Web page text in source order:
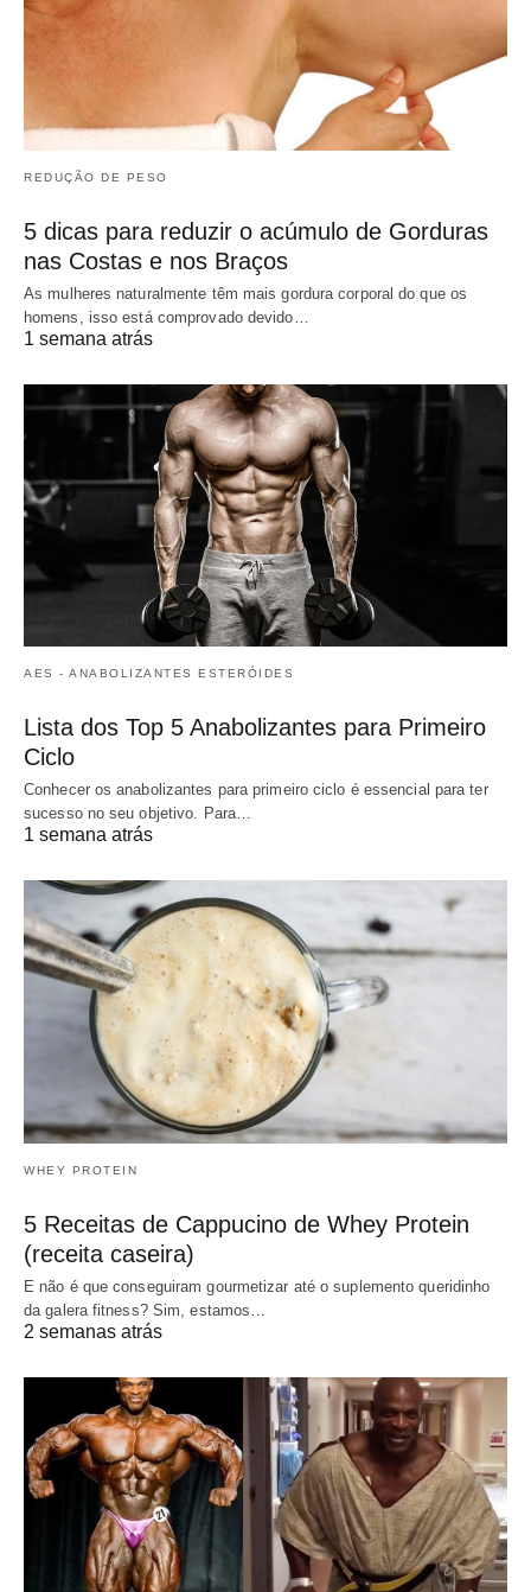
REDUÇÃO DE PESO
5 dicas para reduzir o acúmulo de Gorduras
nas Costas e nos Braços
As mulheres naturalmente têm mais gordura corporal do que os
homens, isso está comprovado devido…
1 semana atrás
AES - ANABOLIZANTES ESTERÓIDES
Lista dos Top 5 Anabolizantes para Primeiro
Ciclo
Conhecer os anabolizantes para primeiro ciclo é essencial para ter
sucesso no seu objetivo. Para…
1 semana atrás
WHEY PROTEIN
5 Receitas de Cappucino de Whey Protein
(receita caseira)
E não é que conseguiram gourmetizar até o suplemento queridinho
da galera fitness? Sim, estamos…
2 semanas atrás